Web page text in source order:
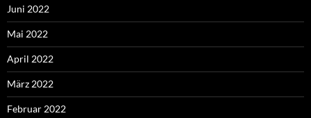
Juni 2022
Mai 2022
April 2022
März 2022
Februar 2022